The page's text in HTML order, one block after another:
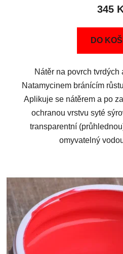
345
DO
Nátěr na povrch tvrdých
Natamycinem bránícím
Aplikuje se nátěrem a po
ochranou vrstvu syté
transparentní
omyvatelný